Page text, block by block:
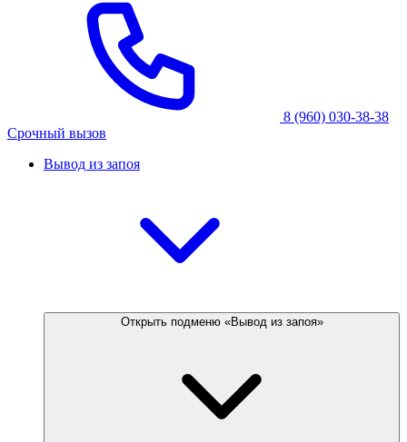
8 (960) 030-38-38
Срочный вызов
Вывод из запоя
Открыть подменю «Вывод из запоя»